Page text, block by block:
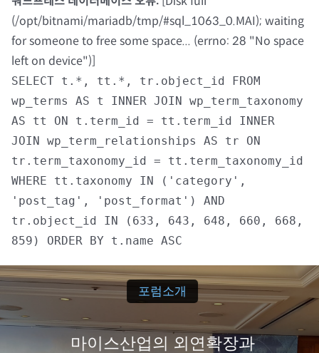
자료실
회원광장
마이페이지
회원 가입
(/opt/bitnami/mariadb/tmp/#sql_1063_0.MAI); waiting
for someone to free some space... (errno: 28 "No space
left on device")]
SELECT t.*, tt.*, tr.object_id FROM
wp_terms AS t INNER JOIN wp_term_taxonomy
AS tt ON t.term_id = tt.term_id INNER
JOIN wp_term_relationships AS tr ON
tr.term_taxonomy_id = tt.term_taxonomy_id
WHERE tt.taxonomy IN ('category',
'post_tag', 'post_format') AND
tr.object_id IN (633, 643, 648, 660, 668,
859) ORDER BY t.name ASC
포럼소개
마이스산업의 외연확장과